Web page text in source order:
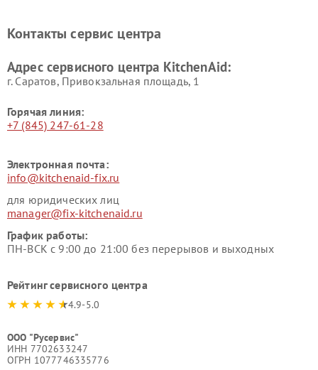
Контакты сервис центра
Адрес сервисного центра KitchenAid:
г. Саратов, Привокзальная площадь, 1
Горячая линия:
+7 (845) 247-61-28
Электронная почта:
info@kitchenaid-fix.ru
для юридических лиц
manager@fix-kitchenaid.ru
График работы:
ПН-ВСК с 9:00 до 21:00 без перерывов и выходных
Рейтинг сервисного центра
4.9-5.0
ООО "Русервис"
ИНН 7702633247
ОГРН 1077746335776